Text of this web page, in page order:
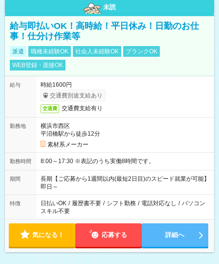
未読
給与即払いOK！高時給！平日休み！日勤のお仕
事！仕分け作業等
派遣 職種未経験OK 社会人未経験OK
ブランクOK
WEB登録・面接OK
給与
時給1600円
交通費別途支給あり
交通費 交通費支給有り
勤務地
横浜市西区
平沼橋駅から徒歩12分
素材系メーカー
勤務時間 8:00～17:30 ※表記のうち実働8時間です。
期間
長期【ご応募から1週間以内(最短2日目)のスピード就業が可能】
即日～
特徴 日払いOK / 履歴書不要 / シフト勤務 / 電話対応なし / パソコン
スキル不要
気になる！ 応募する 詳細へ